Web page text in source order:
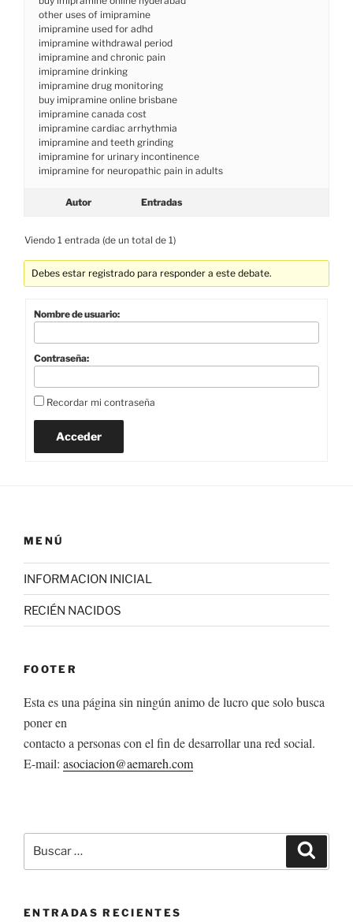
other uses of imipramine
imipramine used for adhd
imipramine withdrawal period
imipramine and chronic pain
imipramine drinking
imipramine drug monitoring
buy imipramine online brisbane
imipramine canada cost
imipramine cardiac arrhythmia
imipramine and teeth grinding
imipramine for urinary incontinence
imipramine for neuropathic pain in adults
Autor Entradas
Viendo 1 entrada (de un total de 1)
Debes estar registrado para responder a este debate.
Nombre de usuario:
Contraseña:
Recordar mi contraseña
Acceder
MENÚ
INFORMACION INICIAL
RECIÉN NACIDOS
FOOTER
Esta es una página sin ningún animo de lucro que solo busca
poner en
contacto a personas con el fin de desarrollar una red social.
E-mail: asociacion@aemareh.com
por:
ENTRADAS RECIENTES